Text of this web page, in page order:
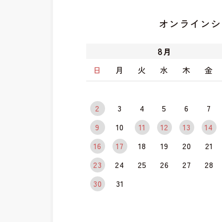
オンライン
8月
日
月 火 水 木 金
2 3 4 5 6
7
9
10 11 12 13
14
16
17 18 19 20
21
23
24 25 26 27
28
30
31